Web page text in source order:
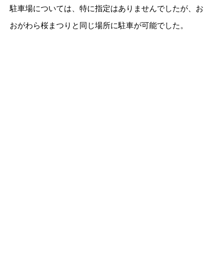
駐車場については、特に指定はありませんでしたが、お
おがわら桜まつりと同じ場所に駐車が可能でした。